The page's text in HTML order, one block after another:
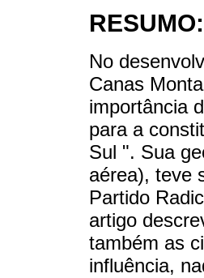
RESUMO:
No
Canas
importância
para a
Sul ". Sua
aérea), teve
Partido
artigo
também as
influência,